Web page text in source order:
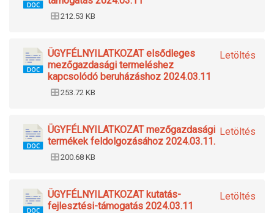
212.53 KB
Letöltés
ÜGYFÉLNYILATKOZAT elsődleges
mezőgazdasági termeléshez
kapcsolódó beruházáshoz 2024.03.11
253.72 KB
Letöltés
ÜGYFÉLNYILATKOZAT mezőgazdasági
termékek feldolgozásához 2024.03.11.
200.68 KB
Letöltés
ÜGYFÉLNYILATKOZAT kutatás-
fejlesztési-támogatás 2024.03.11